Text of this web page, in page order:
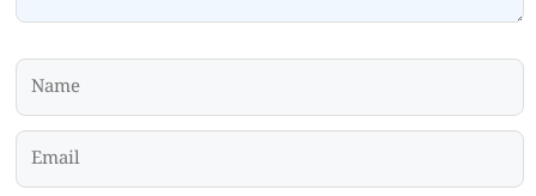
Name
Email